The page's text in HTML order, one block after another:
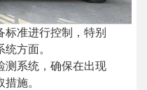
准进行控制，特别
方面。
测系统，确保在出现
施。